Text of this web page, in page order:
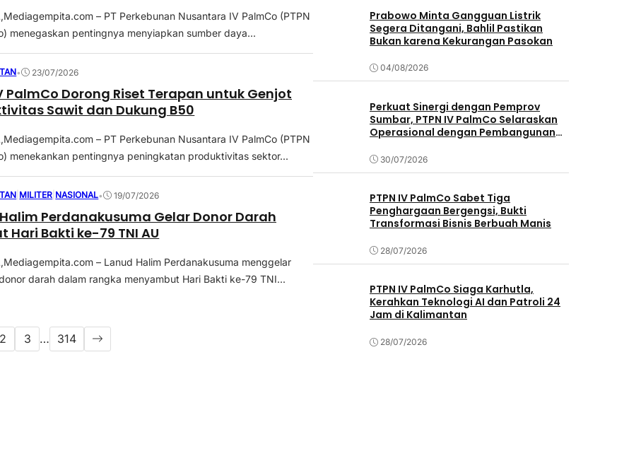
– PT Perkebunan Nusantara IV PalmCo (PTPN
menegaskan pentingnya menyiapkan sumber daya...
• 23/07/2026
PalmCo Dorong Riset Terapan untuk Genjot
Sawit dan Dukung B50
– PT Perkebunan Nusantara IV PalmCo (PTPN
menekankan pentingnya peningkatan produktivitas sektor...
MILITER NASIONAL• 19/07/2026
Perdanakusuma Gelar Donor Darah
Hari Bakti ke-79 TNI AU
– Lanud Halim Perdanakusuma menggelar
darah dalam rangka menyambut Hari Bakti ke-79 TNI...
2 3 … 314
Prabowo Minta Gangguan Listrik
Segera Ditangani, Bahlil Pastikan
Bukan karena Kekurangan Pasokan
04/08/2026
Perkuat Sinergi dengan Pemprov
Sumbar, PTPN IV PalmCo Selaraskan
Operasional dengan Pembangunan
30/07/2026
PTPN IV PalmCo Sabet Tiga
Penghargaan Bergengsi, Bukti
Transformasi Bisnis Berbuah Manis
28/07/2026
PTPN IV PalmCo Siaga Karhutla,
Kerahkan Teknologi AI dan Patroli 24
Jam di Kalimantan
28/07/2026